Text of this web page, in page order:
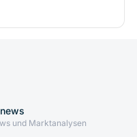
und Marktanalysen